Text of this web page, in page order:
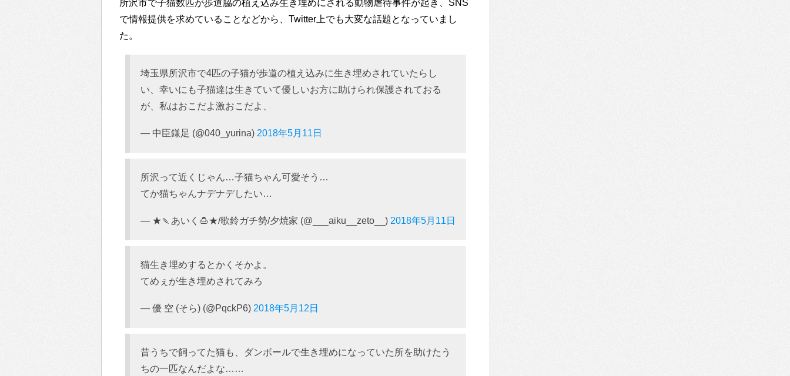
所沢市で子猫数匹が歩道脇の植え込み生き埋めにされる動物虐待事件が起き、SNS
で情報提供を求めていることなどから、Twitter上でも大変な話題となっていまし
た。
埼玉県所沢市で4匹の子猫が歩道の植え込みに生き埋めされていたらし
い、幸いにも子猫達は生きていて優しいお方に助けられ保護されておる
が、私はおこだよ激おこだよ、
— 中臣鎌足 (@040_yurina) 2018年5月11日
所沢って近くじゃん…子猫ちゃん可愛そう…
てか猫ちゃんナデナデしたい…
— ★🍡あいく🍮★/歌鈴ガチ勢/夕焼家 (@___aiku__zeto__) 2018年5月11日
猫生き埋めするとかくそかよ。
てめぇが生き埋めされてみろ
— 優 空 (そら) (@PqckP6) 2018年5月12日
昔うちで飼ってた猫も、ダンボールで生き埋めになっていた所を助けたう
ちの一匹なんだよな……